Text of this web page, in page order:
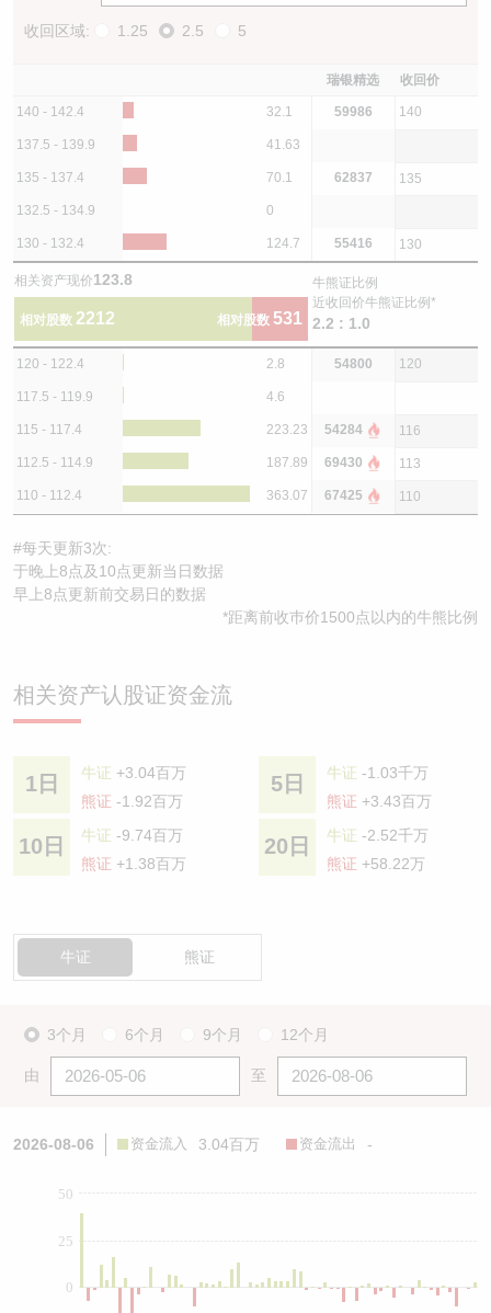
收回区域: 1.25 2.5 5
瑞银精选 收回价
140 - 142.4 32.1 59986 140
137.5 - 139.9 41.63
135 - 137.4 70.1 62837 135
132.5 - 134.9 0
130 - 132.4 124.7 55416 130
相关资产现价123.8
相对股数 2212 相对股数 531
牛熊证比例
近收回价牛熊证比例*
2.2 : 1.0
120 - 122.4 2.8 54800 120
117.5 - 119.9 4.6
115 - 117.4 223.23 54284 116
112.5 - 114.9 187.89 69430 113
110 - 112.4 363.07 67425 110
#每天更新3次:
于晚上8点及10点更新当日数据
早上8点更新前交易日的数据
*距离前收巿价1500点以内的牛熊比例
相关资产认股证资金流
1日 牛证 +3.04百万
熊证 -1.92百万
5日 牛证 -1.03千万
熊证 +3.43百万
10日 牛证 -9.74百万
熊证 +1.38百万
20日 牛证 -2.52千万
熊证 +58.22万
牛证 熊证
3个月 6个月 9个月 12个月
由 至
2026-08-06 资金流入 3.04百万 资金流出 -
0
25
50